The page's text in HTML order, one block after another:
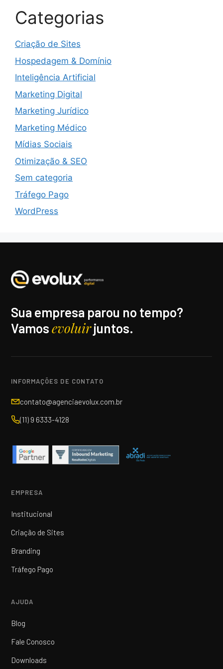
Categorias
Criação de Sites
Hospedagem & Domínio
Inteligência Artificial
Marketing Digital
Marketing Jurídico
Marketing Médico
Mídias Sociais
Otimização & SEO
Sem categoria
Tráfego Pago
WordPress
Sua empresa parou no tempo?
Vamosevoluirjuntos.
INFORMAÇÕES DE CONTATO
contato@agenciaevolux.com.br
(11) 9 6333-4128
EMPRESA
Institucional
Criação de Sites
Branding
Tráfego Pago
AJUDA
Blog
Fale Conosco
Downloads